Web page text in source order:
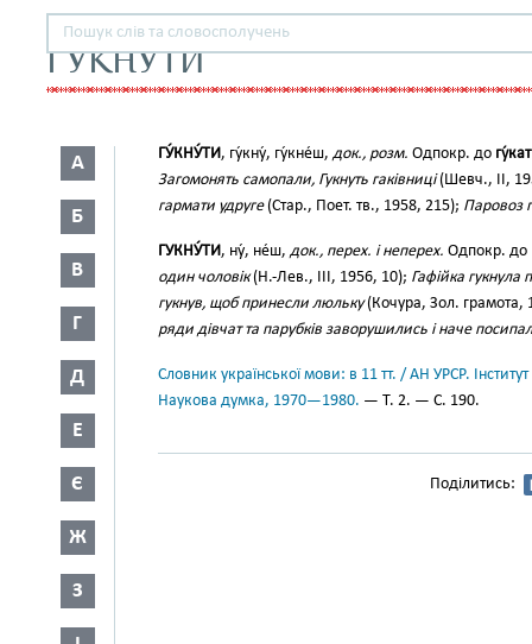
ГУКНУТИ
А
Б
В
Г
Д
Е
Є
Ж
З
ГУ́КНУ́ТИ, гу́кну́, гу́кне́ш, док., розм. Одпокр. до
Загомонять самопали, Гукнуть гаківниці(Шевч., II,
гармати удруге(Стар., Поет. тв., 1958, 215); Паровоз
ГУКНУ́ТИ, ну́, не́ш, док., перех. і неперех. Одпокр. до
один чоловік(Н.-Лев., III, 1956, 10); Гафійка гукнула
гукнув, щоб принесли люльку(Кочура, Зол. грамота,
ряди дівчат та парубків заворушились і наче
Словник української мови: в 11 тт. / АН УРСР.
Наукова думка, 1970—1980. — Т. 2. — С. 190.
Поділитись: